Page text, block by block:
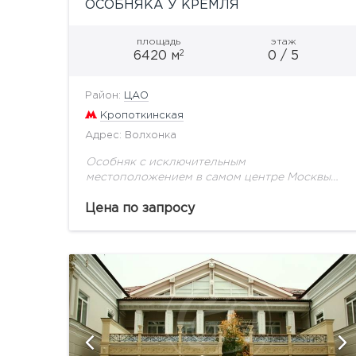
ОСОБНЯКА У КРЕМЛЯ
площадь
6420 м2
этаж
0 / 5
Район: ЦАО
Кропоткинская
Адрес: Волхонка
Особняк с исключительным
местоположением в самом центре Москвы
открывается изумительные виды на
Цена по запросу
показать ещё 14 фотографий